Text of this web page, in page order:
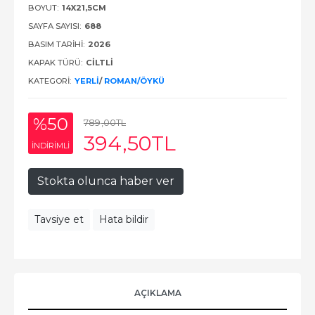
BOYUT: 14X21,5CM
SAYFA SAYISI: 688
BASIM TARIHI: 2026
KAPAK TÜRÜ: CİLTLİ
KATEGORI: YERLI/ ROMAN/ÖYKÜ
%50
INDIRIMLI
789,00TL
394,50TL
Stokta olunca haber ver
Tavsiye et Hata bildir
AÇIKLAMA